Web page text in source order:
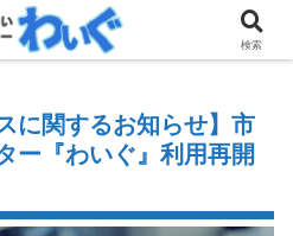
に関するお知らせ】市
ー『わいぐ』利用再開
検索